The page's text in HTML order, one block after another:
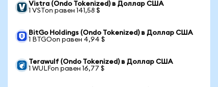
Vistra (Ondo Tokenized) в Доллар США
1 VSTon равен 141,58 $
BitGo Holdings (Ondo Tokenized) в Доллар США
1 BTGOon равен 4,94 $
Terawulf (Ondo Tokenized) в Доллар США
1 WULFon равен 16,77 $